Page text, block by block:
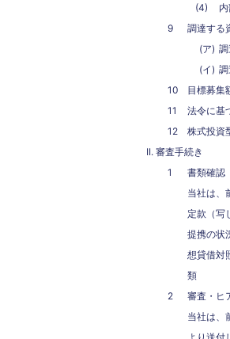
調達する
目標募集
法令に基
株式投資
審査手続き
書類確認
当社は、
定款（写
提携の状
想貸借対
類
審査・ヒ
当社は、